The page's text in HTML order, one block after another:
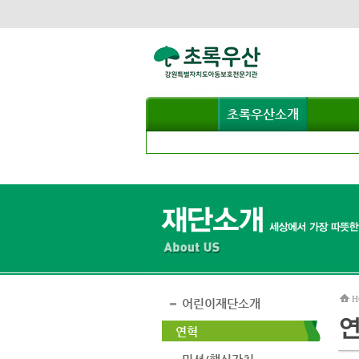
초록우산소개
어린이재단소개
연혁